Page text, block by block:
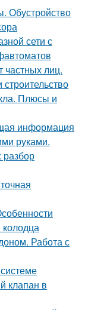
Обустройство
сети с
частных лиц.
Плюсы и
информация
руками.
разбор
Работа с
клапан в